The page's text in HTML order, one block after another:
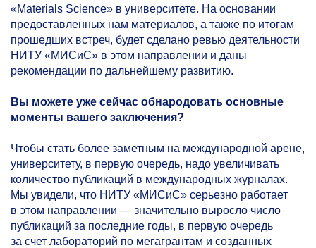
«Materials Science» в университете. На основании
предоставленных нам материалов, а также по итогам
прошедших встреч, будет сделано ревью деятельности
НИТУ «МИСиС» в этом направлении и даны
рекомендации по дальнейшему развитию.
Вы можете уже сейчас обнародовать основные
моменты вашего заключения?
Чтобы стать более заметным на международной арене,
университету, в первую очередь, надо увеличивать
количество публикаций в международных журналах.
Мы увидели, что НИТУ «МИСиС» серьезно работает
в этом направлении — значительно выросло число
публикаций за последние годы, в первую очередь
за счет лабораторий по мегагрантам и созданных